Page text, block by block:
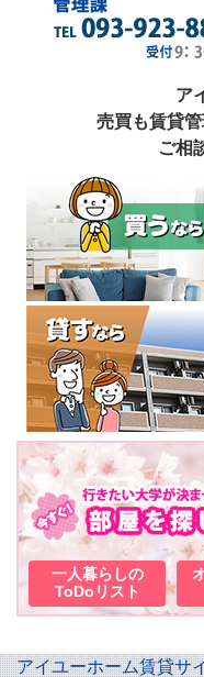
ア
売買も賃貸
ご相
一人暮らしの
ToDoリスト
アイユーホーム賃貸サ